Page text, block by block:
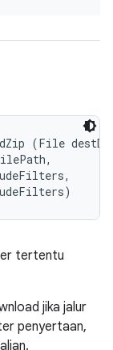
(File
tertentu
jika jalur
penyertaan,